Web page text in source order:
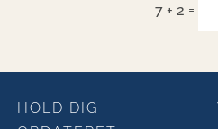
7 + 2 =
HOLD DIG